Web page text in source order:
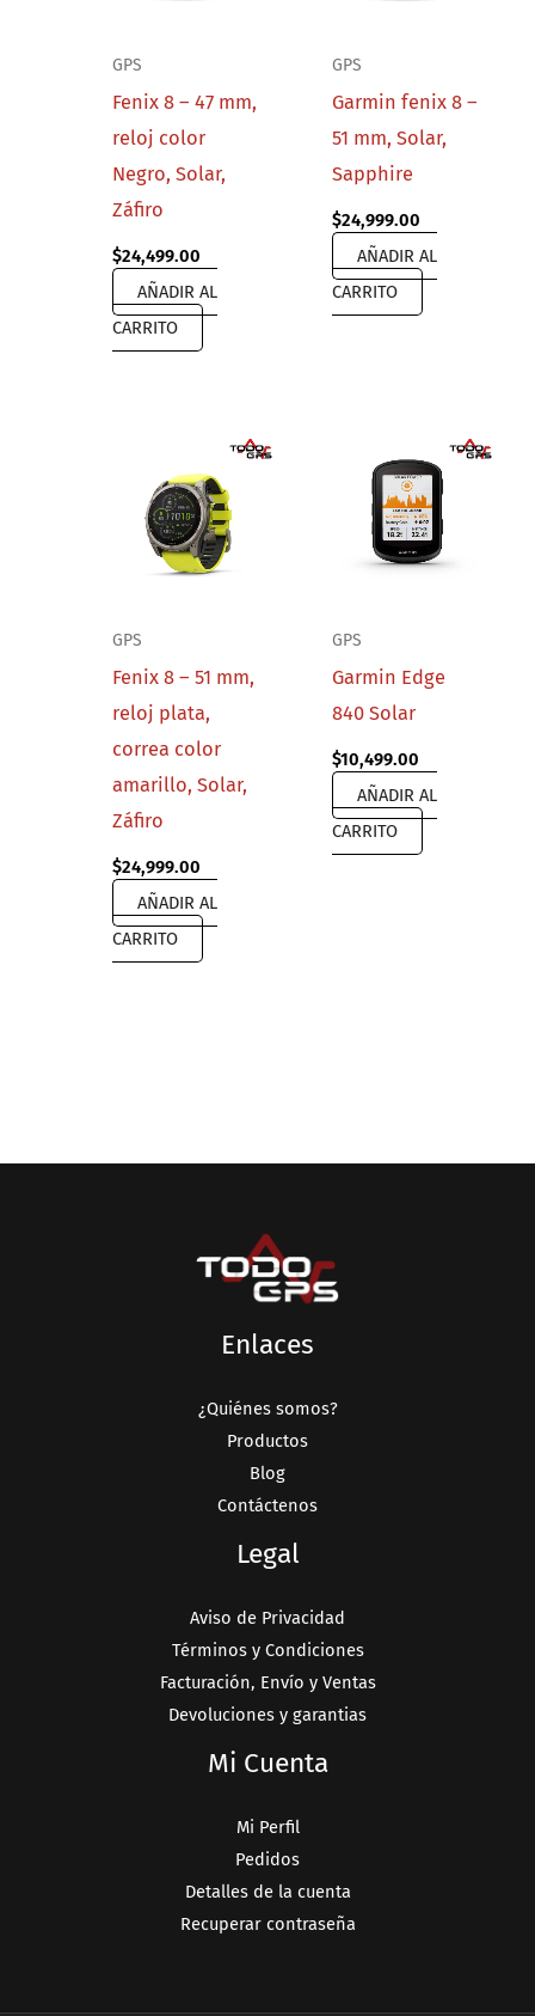
GPS
Fenix 8 – 47 mm,
reloj color
Negro, Solar,
Záfiro
$24,499.00
AÑADIR AL
CARRITO
GPS
Garmin fenix 8 –
51 mm, Solar,
Sapphire
$24,999.00
AÑADIR AL
CARRITO
GPS
Fenix 8 – 51 mm,
reloj plata,
correa color
amarillo, Solar,
Záfiro
$24,999.00
AÑADIR AL
CARRITO
GPS
Garmin Edge
840 Solar
$10,499.00
AÑADIR AL
CARRITO
Enlaces
¿Quiénes somos?
Productos
Blog
Contáctenos
Legal
Aviso de Privacidad
Términos y Condiciones
Facturación, Envío y Ventas
Devoluciones y garantias
Mi Cuenta
Mi Perfil
Pedidos
Detalles de la cuenta
Recuperar contraseña